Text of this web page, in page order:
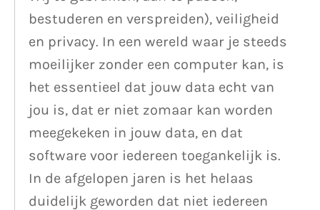
bestuderen en verspreiden), veiligheid
en privacy. In een wereld waar je steeds
moeilijker zonder een computer kan, is
het essentieel dat jouw data echt van
jou is, dat er niet zomaar kan worden
meegekeken in jouw data, en dat
software voor iedereen toegankelijk is.
In de afgelopen jaren is het helaas
duidelijk geworden dat niet iedereen